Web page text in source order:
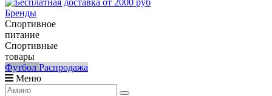
Бренды
Спортивное
питание
Спортивные
товары
Футбол Распродажа
Меню